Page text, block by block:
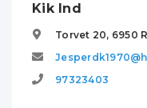
Kik Ind
Torvet 20, 6950
97323403